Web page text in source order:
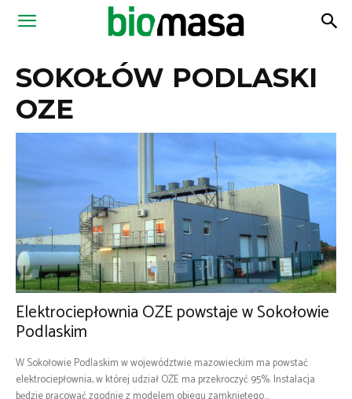
Magazyn
SOKOŁÓW PODLASKI
OZE
Elektrociepłownia OZE powstaje w Sokołowie
Podlaskim
W Sokołowie Podlaskim w województwie mazowieckim ma powstać
elektrociepłownia, w której udział OZE ma przekroczyć 95%. Instalacja